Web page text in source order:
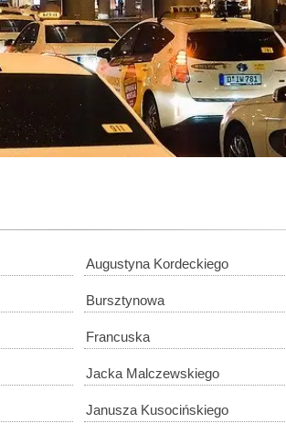
Augustyna Kordeckiego
Bursztynowa
Francuska
Jacka Malczewskiego
Janusza Kusocińskiego